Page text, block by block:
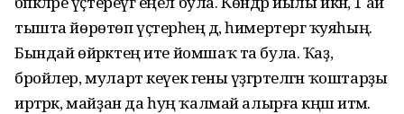
тышта йөрөтөп үҫтерәһең дә, һимертергә ҡуяһың.
Бындай өйрәктең ите йомшаҡ та була. Ҡаҙ,
бройлер, муларт кеүек гены үҙгәртелгән ҡоштарҙы
иртәрәк, майҙан да һуң ҡалмай алырға кәңәш итәм.